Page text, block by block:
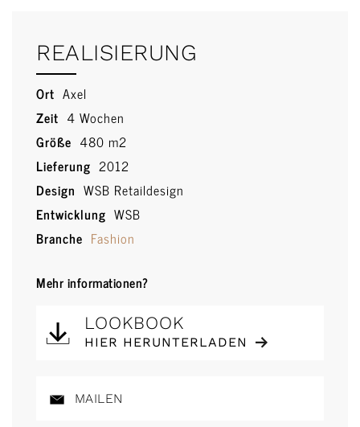
REALISIERUNG
Ort Axel
Zeit 4 Wochen
Größe 480 m2
Lieferung 2012
Design WSB Retaildesign
Entwicklung WSB
Branche Fashion
Mehr informationen?
LOOKBOOK
HIER HERUNTERLADEN
MAILEN